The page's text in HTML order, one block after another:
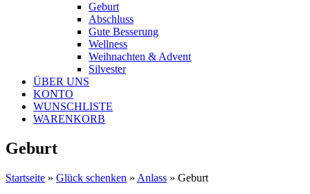
Geburt
Abschluss
Gute Besserung
Wellness
Weihnachten & Advent
Silvester
ÜBER UNS
KONTO
WUNSCHLISTE
WARENKORB
Geburt
Startseite » Glück schenken » Anlass » Geburt